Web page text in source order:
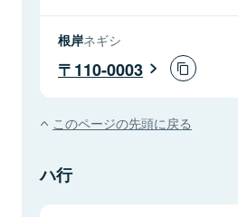
根岸ネギシ
110-0003
このページの先頭に戻る
ハ行